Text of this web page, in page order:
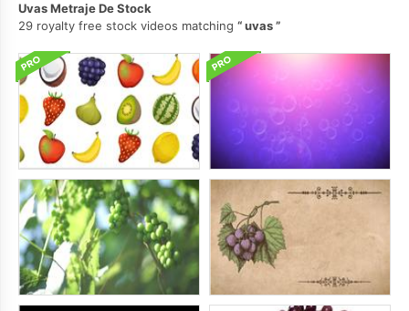
Uvas Metraje De Stock
29 royalty free stock videos matching
uvas